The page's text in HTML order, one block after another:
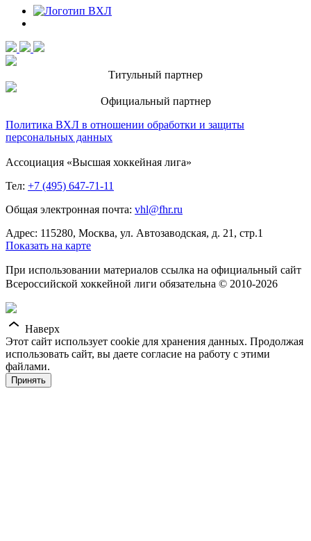
Титульный партнер
Официальный партнер
Политика ВХЛ в отношении обработки и защиты
персональных данных
Ассоциация «Высшая хоккейная лига»
Тел: +7 (495) 647-71-11
Общая электронная почта: vhl@fhr.ru
Адрес: 115280, Москва, ул. Автозаводская, д. 21, стр.1
Показать на карте
При использовании материалов ссылка на официальный сайт
Всероссийской хоккейной лиги обязательна © 2010-2026
Наверх
Этот сайт использует cookie для хранения данных. Продолжая
использовать сайт, вы даете согласие на работу с этими
файлами.
Принять